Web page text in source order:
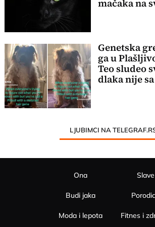
mačaka na
Genetska
ga u
Teo sludeo
dlaka nije
LJUBIMCI NA
Ona
Budi jaka
Moda i lepota
Slave
Fitnes i